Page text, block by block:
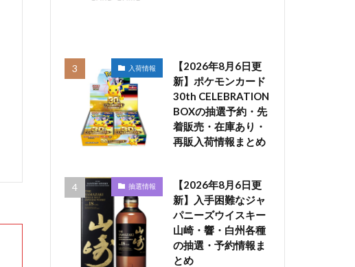
入荷情報
【2026年8月6日更
新】ポケモンカード
30th CELEBRATION
BOXの抽選予約・先
着販売・在庫あり・
再販入荷情報まとめ
抽選情報
【2026年8月6日更
新】入手困難なジャ
パニーズウイスキー
山崎・響・白州各種
の抽選・予約情報ま
とめ